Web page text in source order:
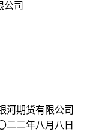
公司
河期货有限公司
二二年八月八日